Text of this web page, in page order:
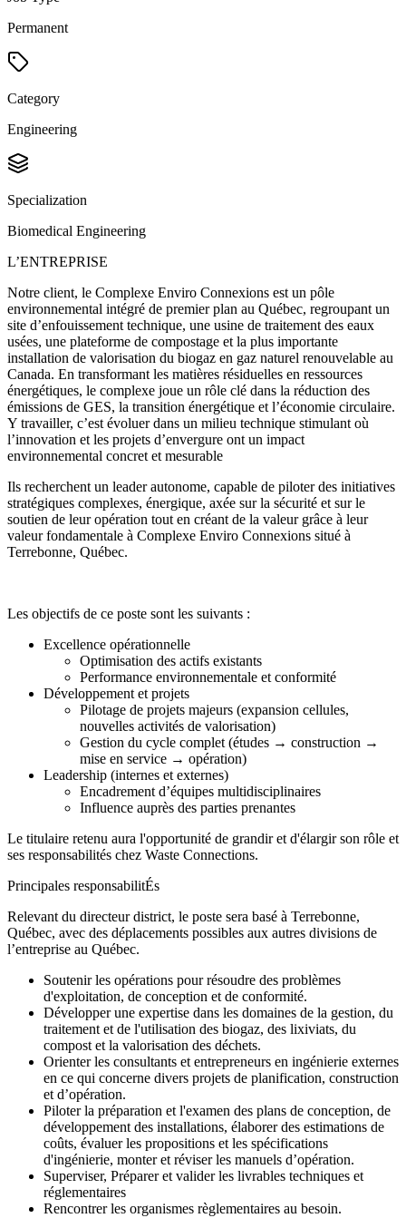
Permanent
Category
Engineering
Specialization
Biomedical Engineering
L’ENTREPRISE
Notre client, le Complexe Enviro Connexions est un pôle
environnemental intégré de premier plan au Québec, regroupant un
site d’enfouissement technique, une usine de traitement des eaux
usées, une plateforme de compostage et la plus importante
installation de valorisation du biogaz en gaz naturel renouvelable au
Canada. En transformant les matières résiduelles en ressources
énergétiques, le complexe joue un rôle clé dans la réduction des
émissions de GES, la transition énergétique et l’économie circulaire.
Y travailler, c’est évoluer dans un milieu technique stimulant où
l’innovation et les projets d’envergure ont un impact
environnemental concret et mesurable
Ils recherchent un leader autonome, capable de piloter des initiatives
stratégiques complexes, énergique, axée sur la sécurité et sur le
soutien de leur opération tout en créant de la valeur grâce à leur
valeur fondamentale à Complexe Enviro Connexions situé à
Terrebonne, Québec.
Les objectifs de ce poste sont les suivants :
Excellence opérationnelle
Optimisation des actifs existants
Performance environnementale et conformité
Développement et projets
Pilotage de projets majeurs (expansion cellules,
nouvelles activités de valorisation)
Gestion du cycle complet (études → construction →
mise en service → opération)
Leadership (internes et externes)
Encadrement d’équipes multidisciplinaires
Influence auprès des parties prenantes
Le titulaire retenu aura l'opportunité de grandir et d'élargir son rôle et
ses responsabilités chez Waste Connections.
Principales responsabilitÉs
Relevant du directeur district, le poste sera basé à Terrebonne,
Québec, avec des déplacements possibles aux autres divisions de
l’entreprise au Québec.
Soutenir les opérations pour résoudre des problèmes
d'exploitation, de conception et de conformité.
Développer une expertise dans les domaines de la gestion, du
traitement et de l'utilisation des biogaz, des lixiviats, du
compost et la valorisation des déchets.
Orienter les consultants et entrepreneurs en ingénierie externes
en ce qui concerne divers projets de planification, construction
et d’opération.
Piloter la préparation et l'examen des plans de conception, de
développement des installations, élaborer des estimations de
coûts, évaluer les propositions et les spécifications
d'ingénierie, monter et réviser les manuels d’opération.
Superviser, Préparer et valider les livrables techniques et
réglementaires
Rencontrer les organismes règlementaires au besoin.